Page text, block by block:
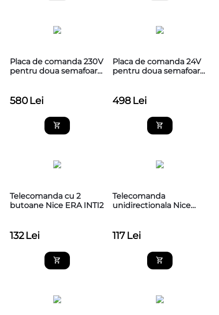
Placa de comanda 230V
pentru doua semafoare
580 Lei
Placa de comanda 24V
pentru doua semafoare
498 Lei
Telecomanda cu 2
butoane Nice ERA INTI2
132 Lei
Telecomanda
unidirectionala Nice
117 Lei